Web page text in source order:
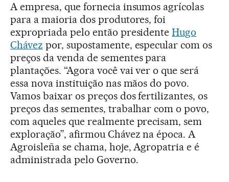
A empresa, que fornecia insumos agrícolas
para a maioria dos produtores, foi
expropriada pelo então presidenteHugo
Chávez por, supostamente, especular com os
preços da venda de sementes para
plantações. “Agora você vai ver o que será
essa nova instituição nas mãos do povo.
Vamos baixar os preços dos fertilizantes, os
preços das sementes, trabalhar com o povo,
com aqueles que realmente precisam, sem
exploração”, afirmou Chávez na época. A
Agroisleña se chama, hoje, Agropatria e é
administrada pelo Governo.